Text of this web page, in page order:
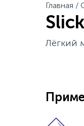
Главная /
Лёгкий